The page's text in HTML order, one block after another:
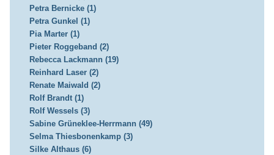
Petra Bernicke (1)
Petra Gunkel (1)
Pia Marter (1)
Pieter Roggeband (2)
Rebecca Lackmann (19)
Reinhard Laser (2)
Renate Maiwald (2)
Rolf Brandt (1)
Rolf Wessels (3)
Sabine Grüneklee-Herrmann (49)
Selma Thiesbonenkamp (3)
Silke Althaus (6)